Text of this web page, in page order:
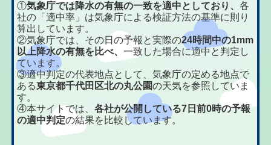
①気象庁では降水の有無の一致を適中としており、各
社の「適中率」は気象庁による検証方法の基準に則り
算出しています。
②気象庁では、その日の予報と実際の24時間中の1mm
以上降水の有無を比べ、一致した場合に適中と判定し
ています。
③適中判定の代表地点として、気象庁の定める地点で
ある東京都千代田区北の丸公園の天気を参照していま
す。
④本サイトでは、各社が公開している7日前0時の予報
の適中判定の結果を比較しています。